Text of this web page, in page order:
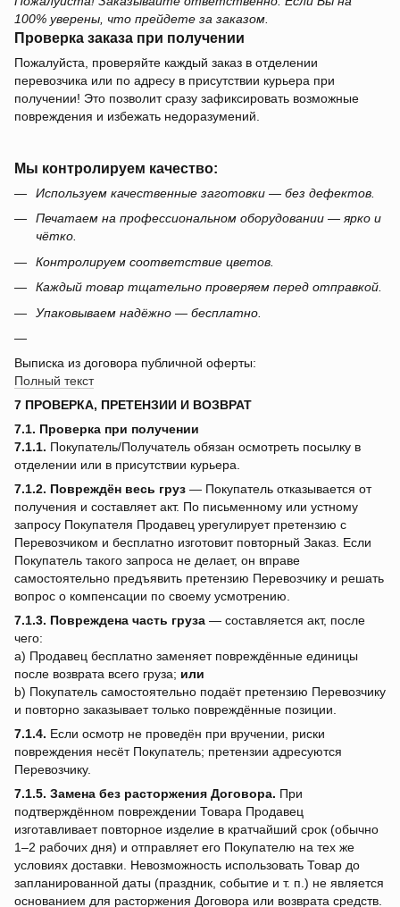
100% уверены, что прейдете за заказом.
Проверка заказа при получении
Пожалуйста, проверяйте каждый заказ в отделении
перевозчика или по адресу в присутствии курьера при
получении! Это позволит сразу зафиксировать возможные
повреждения и избежать недоразумений.
Мы контролируем качество:
Используем качественные заготовки — без дефектов.
Печатаем на профессиональном оборудовании — ярко и
чётко.
Контролируем соответствие цветов.
Каждый товар тщательно проверяем перед отправкой.
Упаковываем надёжно — бесплатно.
Выписка из договора публичной оферты:
Полный текст
7 ПРОВЕРКА, ПРЕТЕНЗИИ И ВОЗВРАТ
7.1. Проверка при получении
7.1.1. Покупатель/Получатель обязан осмотреть посылку в
отделении или в присутствии курьера.
7.1.2. Повреждён весь груз — Покупатель отказывается от
получения и составляет акт. По письменному или устному
запросу Покупателя Продавец урегулирует претензию с
Перевозчиком и бесплатно изготовит повторный Заказ. Если
Покупатель такого запроса не делает, он вправе
самостоятельно предъявить претензию Перевозчику и решать
вопрос о компенсации по своему усмотрению.
7.1.3. Повреждена часть груза — составляется акт, после
чего:
a) Продавец бесплатно заменяет повреждённые единицы
после возврата всего груза; или
b) Покупатель самостоятельно подаёт претензию Перевозчику
и повторно заказывает только повреждённые позиции.
7.1.4. Если осмотр не проведён при вручении, риски
повреждения несёт Покупатель; претензии адресуются
Перевозчику.
7.1.5. Замена без расторжения Договора. При
подтверждённом повреждении Товара Продавец
изготавливает повторное изделие в кратчайший срок (обычно
1–2 рабочих дня) и отправляет его Покупателю на тех же
условиях доставки. Невозможность использовать Товар до
запланированной даты (праздник, событие и т. п.) не является
основанием для расторжения Договора или возврата средств.